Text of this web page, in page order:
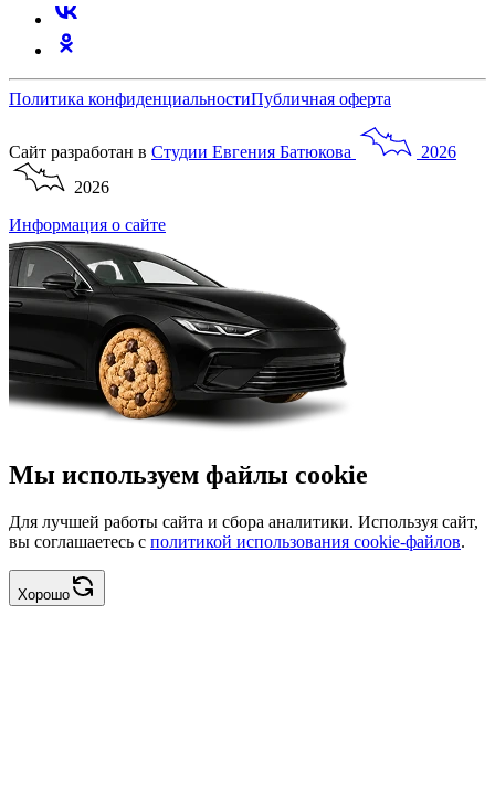
Политика конфиденциальностиПубличная оферта
Сайт разработан в Студии Евгения Батюкова
2026
2026
Информация о сайте
Мы используем файлы cookie
Для лучшей работы сайта и сбора аналитики. Используя сайт,
вы соглашаетесь с политикой использования cookie-файлов.
Хорошо